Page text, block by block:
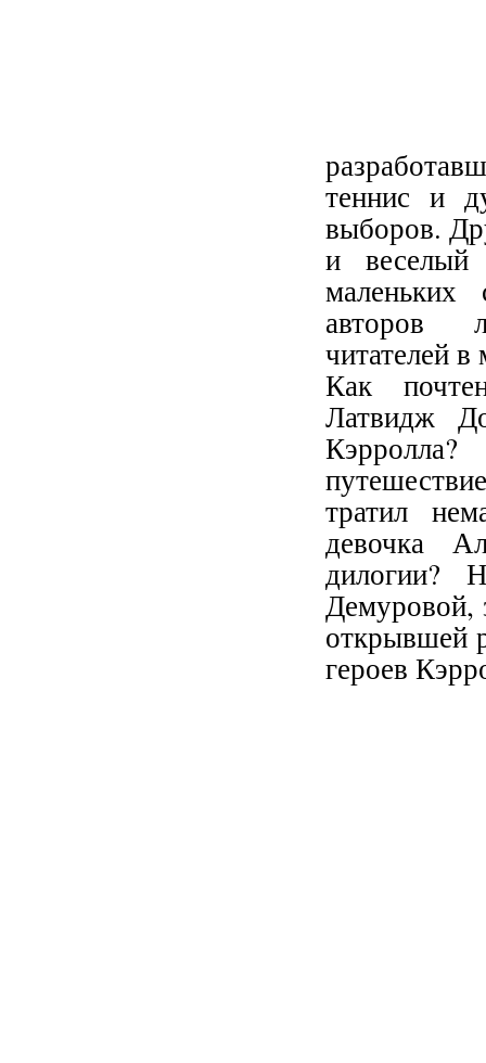
теннис и
выборов.
и веселый
авторов
читателей в
Как
Латвидж
Кэрролла?
тратил
девочка
дилогии?
Демуровой,
открывшей
героев